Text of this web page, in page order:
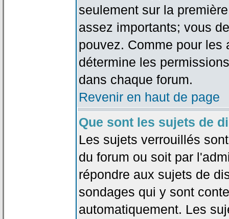
seulement sur la
assez importants; vous
pouvez. Comme pour les
détermine les
dans chaque forum.
Revenir en haut de page
Que sont les sujets de
Les sujets verrouillés
du forum ou soit par
répondre aux sujets de
sondages qui y sont
automatiquement. Les